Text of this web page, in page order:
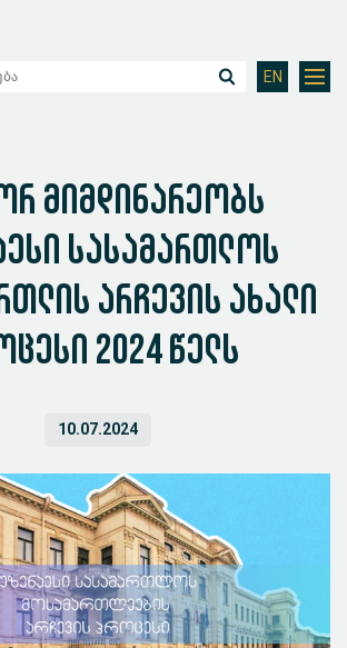
EN
მიმდინარეობს
სასამართლოს
არჩევის ახალი
2024 წელს
10.07.2024